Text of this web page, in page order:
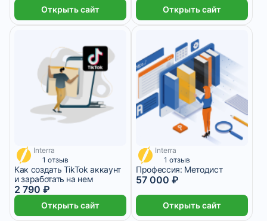
Открыть сайт Открыть сайт
698 ₽/мес
Interra
1 отзыв
Как создать TikTok аккаунт
и заработать на нем
2 790 ₽
Открыть сайт
2 375 ₽/мес
Interra
1 отзыв
Профессия: Методист
57 000 ₽
Открыть сайт